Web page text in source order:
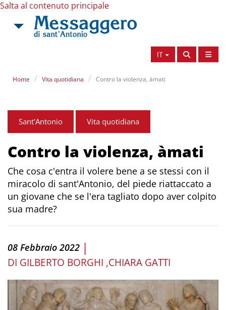
Salta al contenuto principale
IT
Home Vita quotidiana Contro la violenza, àmati
Sant'Antonio Vita quotidiana
Contro la violenza, àmati
Che cosa c'entra il volere bene a se stessi con il
miracolo di sant'Antonio, del piede riattaccato a
un giovane che se l'era tagliato dopo aver colpito
sua madre?
08 Febbraio 2022 |
DI GILBERTO BORGHI CHIARA GATTI